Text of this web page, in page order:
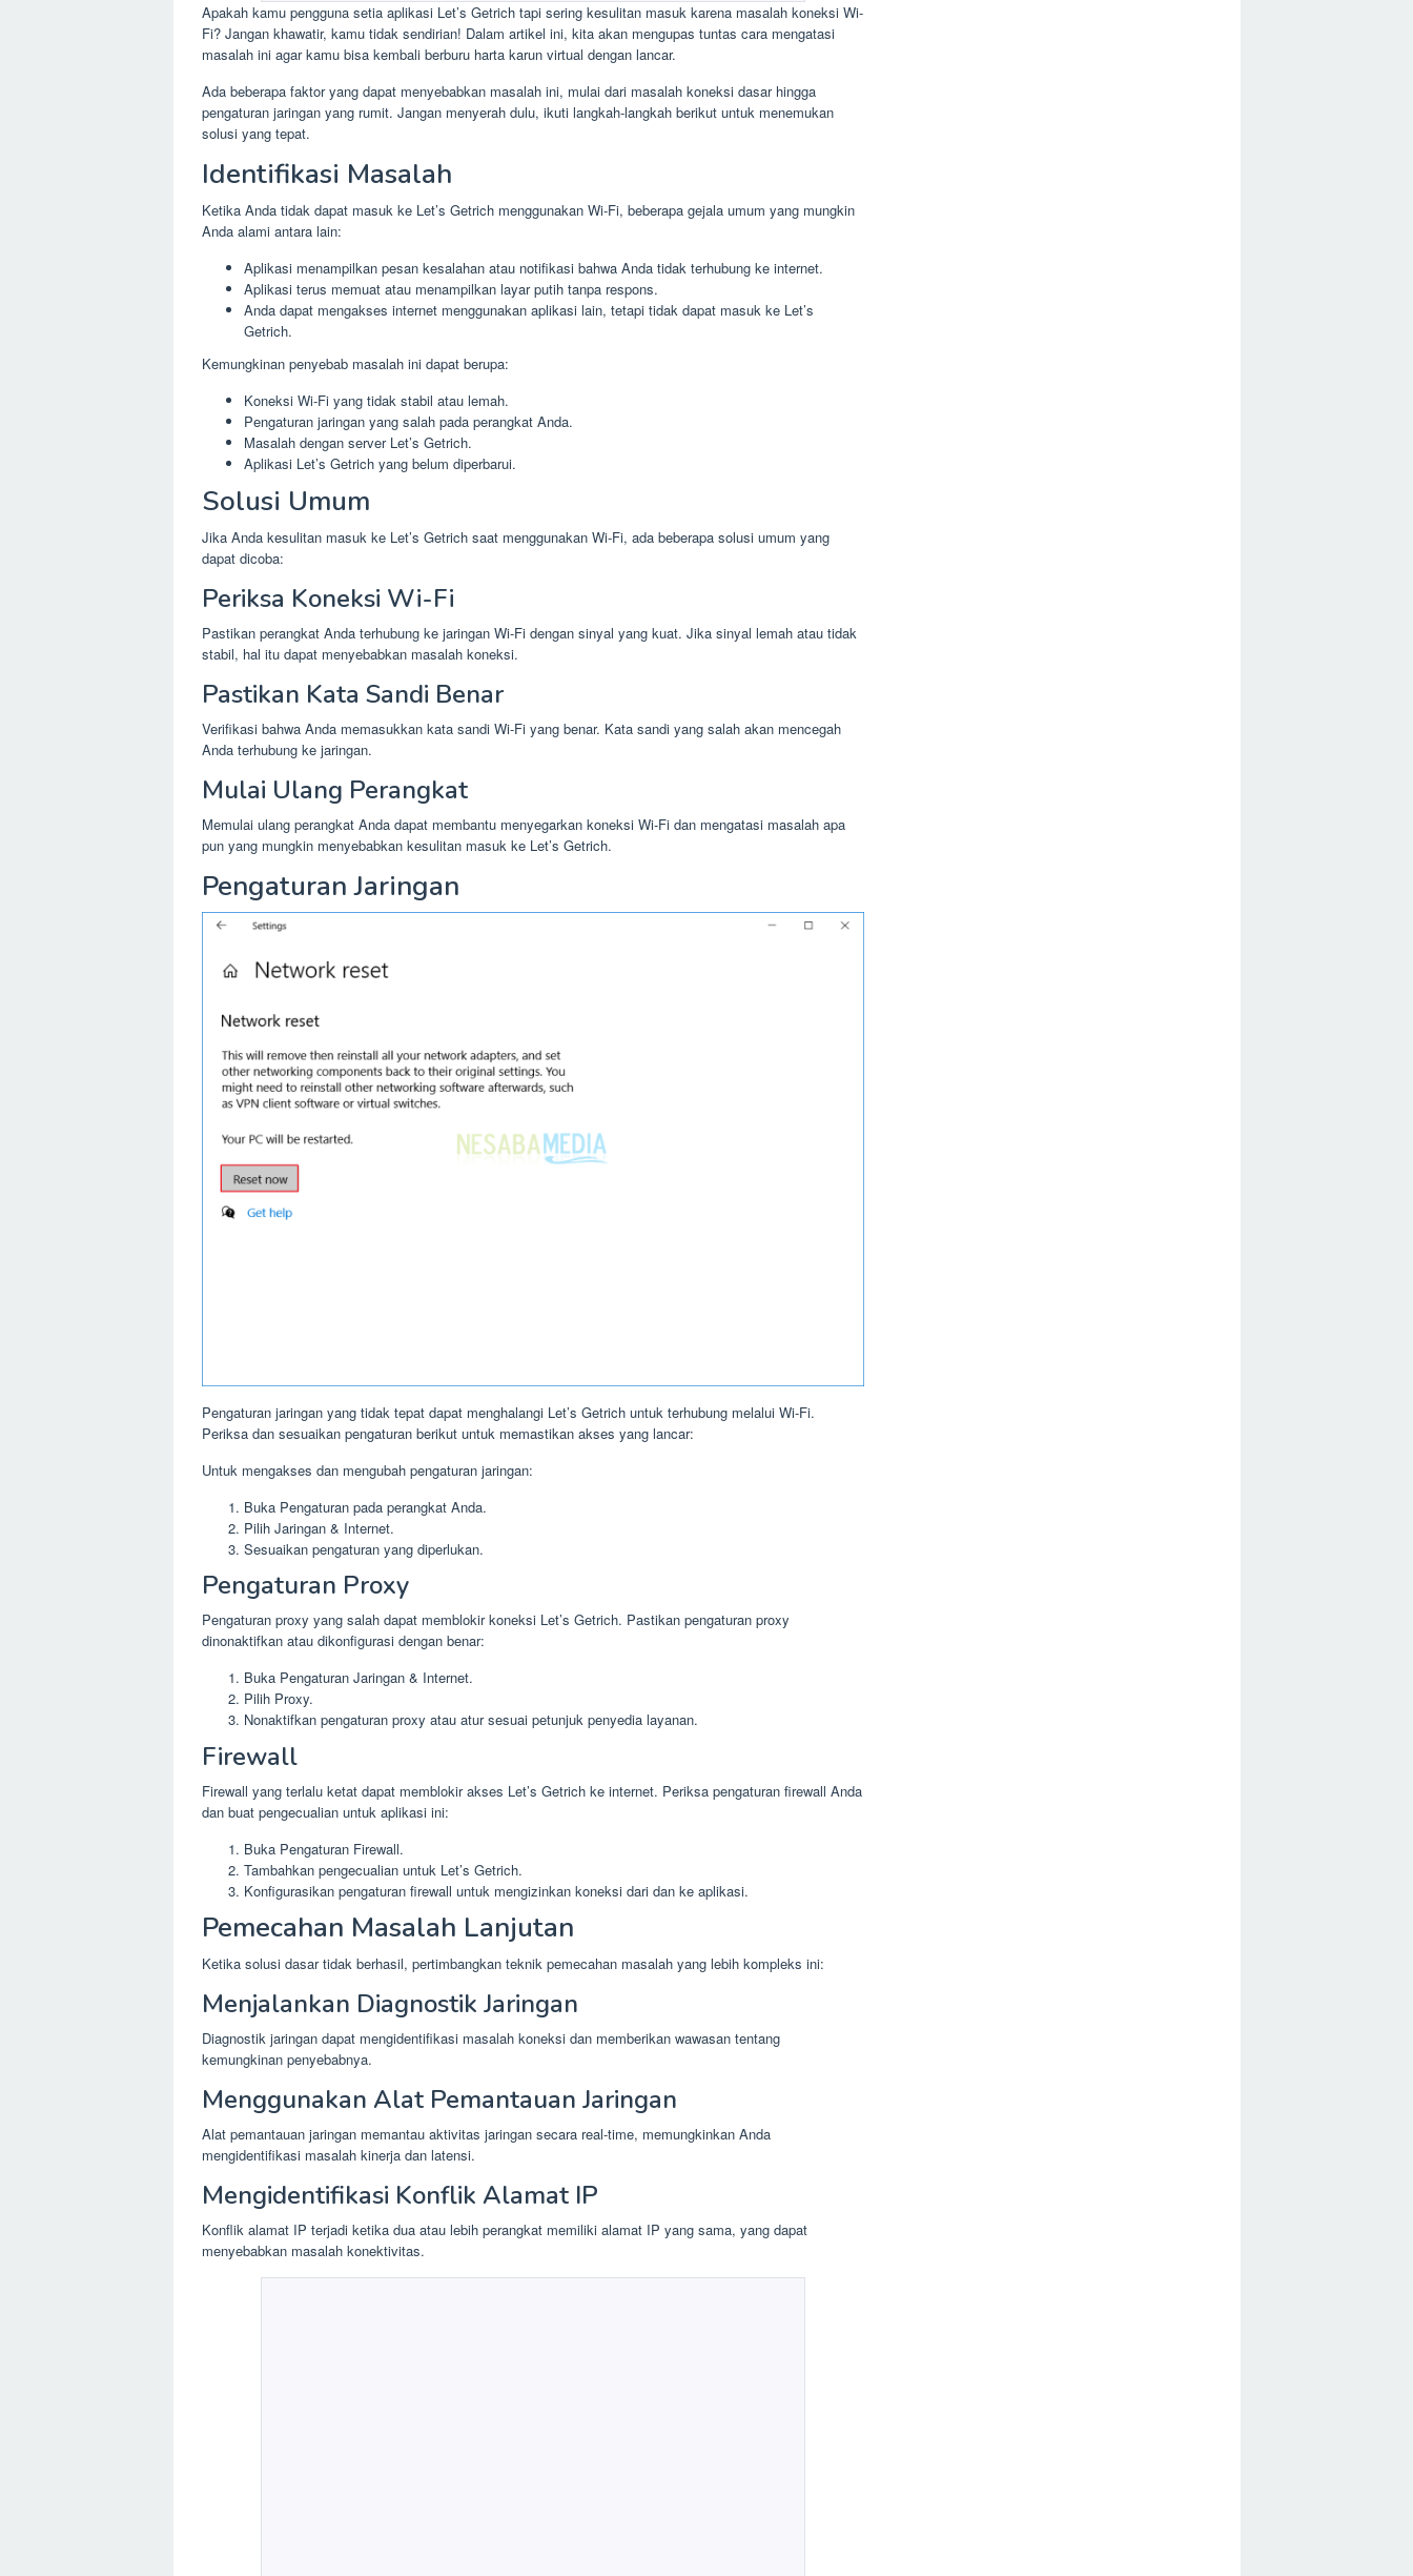
Apakah kamu pengguna setia aplikasi Let’s Getrich tapi sering kesulitan masuk karena masalah koneksi Wi-
Fi? Jangan khawatir, kamu tidak sendirian! Dalam artikel ini, kita akan mengupas tuntas cara mengatasi
masalah ini agar kamu bisa kembali berburu harta karun virtual dengan lancar.
Ada beberapa faktor yang dapat menyebabkan masalah ini, mulai dari masalah koneksi dasar hingga
pengaturan jaringan yang rumit. Jangan menyerah dulu, ikuti langkah-langkah berikut untuk menemukan
solusi yang tepat.
Identifikasi Masalah
Ketika Anda tidak dapat masuk ke Let’s Getrich menggunakan Wi-Fi, beberapa gejala umum yang mungkin
Anda alami antara lain:
Aplikasi menampilkan pesan kesalahan atau notifikasi bahwa Anda tidak terhubung ke internet.
Aplikasi terus memuat atau menampilkan layar putih tanpa respons.
Anda dapat mengakses internet menggunakan aplikasi lain, tetapi tidak dapat masuk ke Let’s
Getrich.
Kemungkinan penyebab masalah ini dapat berupa:
Koneksi Wi-Fi yang tidak stabil atau lemah.
Pengaturan jaringan yang salah pada perangkat Anda.
Masalah dengan server Let’s Getrich.
Aplikasi Let’s Getrich yang belum diperbarui.
Solusi Umum
Jika Anda kesulitan masuk ke Let’s Getrich saat menggunakan Wi-Fi, ada beberapa solusi umum yang
dapat dicoba:
Periksa Koneksi Wi-Fi
Pastikan perangkat Anda terhubung ke jaringan Wi-Fi dengan sinyal yang kuat. Jika sinyal lemah atau tidak
stabil, hal itu dapat menyebabkan masalah koneksi.
Pastikan Kata Sandi Benar
Verifikasi bahwa Anda memasukkan kata sandi Wi-Fi yang benar. Kata sandi yang salah akan mencegah
Anda terhubung ke jaringan.
Mulai Ulang Perangkat
Memulai ulang perangkat Anda dapat membantu menyegarkan koneksi Wi-Fi dan mengatasi masalah apa
pun yang mungkin menyebabkan kesulitan masuk ke Let’s Getrich.
Pengaturan Jaringan
Pengaturan jaringan yang tidak tepat dapat menghalangi Let’s Getrich untuk terhubung melalui Wi-Fi.
Periksa dan sesuaikan pengaturan berikut untuk memastikan akses yang lancar:
Untuk mengakses dan mengubah pengaturan jaringan:
Buka Pengaturan pada perangkat Anda.
Pilih Jaringan & Internet.
Sesuaikan pengaturan yang diperlukan.
Pengaturan Proxy
Pengaturan proxy yang salah dapat memblokir koneksi Let’s Getrich. Pastikan pengaturan proxy
dinonaktifkan atau dikonfigurasi dengan benar:
Buka Pengaturan Jaringan & Internet.
Pilih Proxy.
Nonaktifkan pengaturan proxy atau atur sesuai petunjuk penyedia layanan.
Firewall
Firewall yang terlalu ketat dapat memblokir akses Let’s Getrich ke internet. Periksa pengaturan firewall Anda
dan buat pengecualian untuk aplikasi ini:
Buka Pengaturan Firewall.
Tambahkan pengecualian untuk Let’s Getrich.
Konfigurasikan pengaturan firewall untuk mengizinkan koneksi dari dan ke aplikasi.
Pemecahan Masalah Lanjutan
Ketika solusi dasar tidak berhasil, pertimbangkan teknik pemecahan masalah yang lebih kompleks ini:
Menjalankan Diagnostik Jaringan
Diagnostik jaringan dapat mengidentifikasi masalah koneksi dan memberikan wawasan tentang
kemungkinan penyebabnya.
Menggunakan Alat Pemantauan Jaringan
Alat pemantauan jaringan memantau aktivitas jaringan secara real-time, memungkinkan Anda
mengidentifikasi masalah kinerja dan latensi.
Mengidentifikasi Konflik Alamat IP
Konflik alamat IP terjadi ketika dua atau lebih perangkat memiliki alamat IP yang sama, yang dapat
menyebabkan masalah konektivitas.